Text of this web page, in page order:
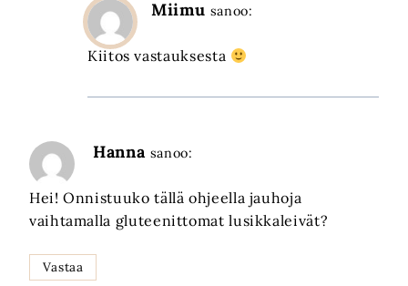
Miimu sanoo:
Kiitos vastauksesta
Hanna sanoo:
Hei! Onnistuuko tällä ohjeella jauhoja
vaihtamalla gluteenittomat lusikkaleivät?
Vastaa